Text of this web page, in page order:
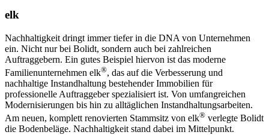
elk
Nachhaltigkeit dringt immer tiefer in die DNA von Unternehmen
ein. Nicht nur bei Bolidt, sondern auch bei zahlreichen
Auftraggebern. Ein gutes Beispiel hiervon ist das moderne
Familienunternehmen elk®, das auf die Verbesserung und
nachhaltige Instandhaltung bestehender Immobilien für
professionelle Auftraggeber spezialisiert ist. Von umfangreichen
Modernisierungen bis hin zu alltäglichen Instandhaltungsarbeiten.
Am neuen, komplett renovierten Stammsitz von elk® verlegte Bolidt
die Bodenbeläge. Nachhaltigkeit stand dabei im Mittelpunkt.